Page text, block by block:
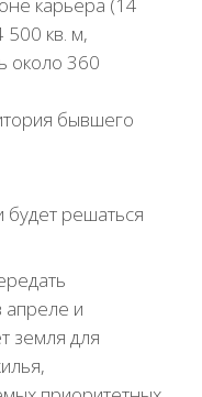
кв. м,
около 360
бывшего
решаться
апреле и
земля для